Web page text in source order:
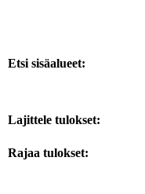
Etsi sisäalueet:
Lajittele tulokset:
Rajaa tulokset: